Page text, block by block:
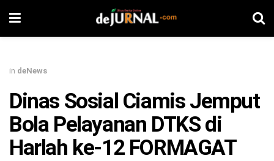
in deNews
Dinas Sosial Ciamis Jemput
Bola Pelayanan DTKS di
Harlah ke-12 FORMAGAT